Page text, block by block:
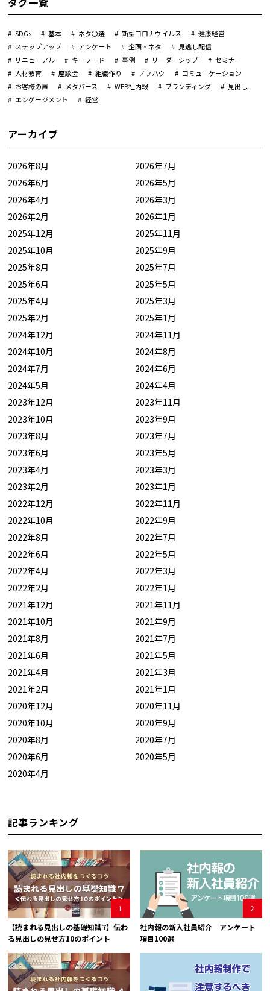
SDGs 基本 ネタ〇選 新型コロナウイルス
健康経営
ステップアップ
アンケート 企画・ネタ
見逃し配信
リニューアル
キーワード 事例 リーダーシップ
セミナー
人材教育
座談会 組織作り ノウハウ
コミュニケーション
お客様の声
メタバース WEB社内報 ブランディング
見出し
エンゲージメント
経営
アーカイブ
2026年8月
2026年7月
2026年6月
2026年5月
2026年4月
2026年3月
2026年2月
2026年1月
2025年12月
2025年11月
2025年10月
2025年9月
2025年8月
2025年7月
2025年6月
2025年5月
2025年4月
2025年3月
2025年2月
2025年1月
2024年12月
2024年11月
2024年10月
2024年8月
2024年7月
2024年6月
2024年5月
2024年4月
2023年12月
2023年11月
2023年10月
2023年9月
2023年8月
2023年7月
2023年6月
2023年5月
2023年4月
2023年3月
2023年2月
2023年1月
2022年12月
2022年11月
2022年10月
2022年9月
2022年8月
2022年7月
2022年6月
2022年5月
2022年4月
2022年3月
2022年2月
2022年1月
2021年12月
2021年11月
2021年10月
2021年9月
2021年8月
2021年7月
2021年6月
2021年5月
2021年4月
2021年3月
2021年2月
2021年1月
2020年12月
2020年11月
2020年10月
2020年9月
2020年8月
2020年7月
2020年6月
2020年5月
2020年4月
記事ランキング
1
【読まれる見出しの基礎知識7】伝わ
る見出しの見せ方10のポイント
2
社内報の新入社員紹介 アンケート
項目100選